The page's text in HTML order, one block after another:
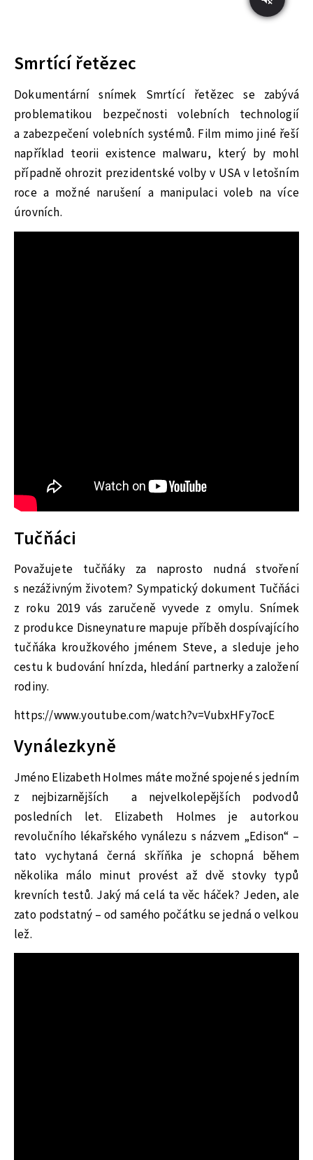
Smrtící řetězec
Dokumentární snímek Smrtící řetězec se zabývá
problematikou bezpečnosti volebních technologií
a zabezpečení volebních systémů. Film mimo jiné řeší
například teorii existence malwaru, který by mohl
případně ohrozit prezidentské volby v USA v letošním
roce a možné narušení a manipulaci voleb na více
úrovních.
Tučňáci
Považujete tučňáky za naprosto nudná stvoření
s nezáživným životem? Sympatický dokument Tučňáci
z roku 2019 vás zaručeně vyvede z omylu. Snímek
z produkce Disneynature mapuje příběh dospívajícího
tučňáka kroužkového jménem Steve, a sleduje jeho
cestu k budování hnízda, hledání partnerky a založení
rodiny.
https://www.youtube.com/watch?v=VubxHFy7ocE
Vynálezkyně
Jméno Elizabeth Holmes máte možné spojené s jedním
z nejbizarnějších a nejvelkolepějších podvodů
posledních let. Elizabeth Holmes je autorkou
revolučního lékařského vynálezu s názvem „Edison“ –
tato vychytaná černá skříňka je schopná během
několika málo minut provést až dvě stovky typů
krevních testů. Jaký má celá ta věc háček? Jeden, ale
zato podstatný – od samého počátku se jedná o velkou
lež.